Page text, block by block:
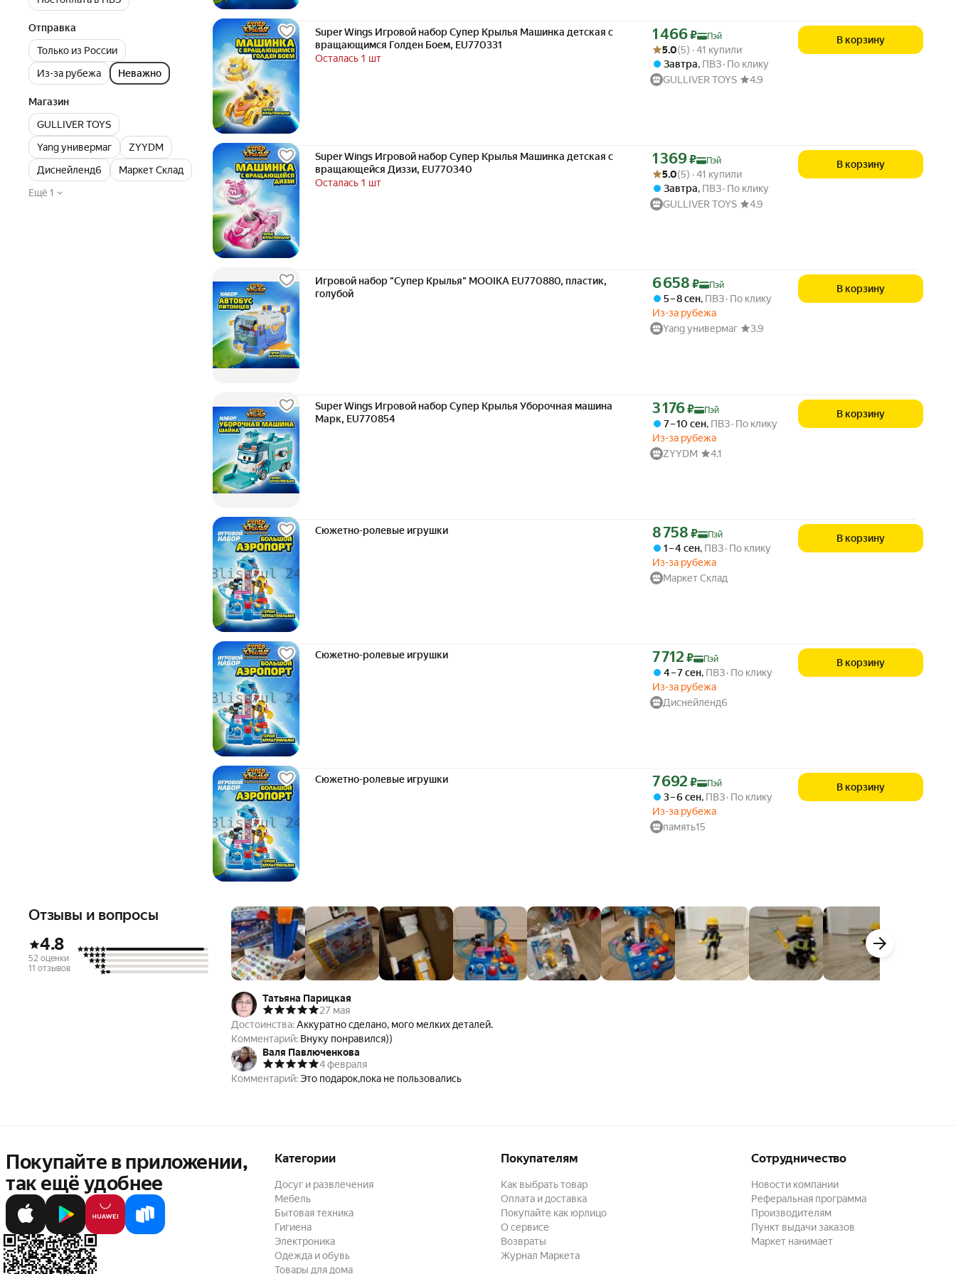
Отправка
Только из России
Из-за рубежа
Неважно
Магазин
GULLIVER TOYS
Yang универмаг
ZYYDM
Диснейленд6
Маркет Склад
Ещё 1
Super Wings Игровой набор Супер Крылья Машинка детская с
вращающимся Голден Боем, EU770331
Осталась 1 шт
Цена с картой Яндекс Пэй 1466 ₽ вместо
1 466₽
Пэй
Рейтинг товара: 5.0 из 5
Оценок: (5) · 41 купили
5.0(5) · 41 купили
Завтра, ПВЗ По клику
GULLIVER TOYS
4.9
В корзину
Super Wings Игровой набор Супер Крылья Машинка детская с
вращающейся Диззи, EU770340
Осталась 1 шт
Цена с картой Яндекс Пэй 1369 ₽ вместо
1 369₽
Пэй
Рейтинг товара: 5.0 из 5
Оценок: (5) · 41 купили
5.0(5) · 41 купили
Завтра, ПВЗ По клику
GULLIVER TOYS
4.9
В корзину
Игровой набор "Супер Крылья" MOOIKA EU770880, пластик,
голубой
Цена с картой Яндекс Пэй 6658 ₽ вместо
6 658 ₽ Пэй
5 – 8 сен, ПВЗ По клику
Из-за рубежа
Yang универмаг
3.9
В корзину
Super Wings Игровой набор Супер Крылья Уборочная машина
Марк, EU770854
Цена с картой Яндекс Пэй 3176 ₽ вместо
3 176₽ Пэй
7 – 10 сен, ПВЗ По клику
Из-за рубежа
ZYYDM
4.1
В корзину
Сюжетно-ролевые игрушки Цена с картой Яндекс Пэй 8758 ₽ вместо
8 758 ₽ Пэй
1 – 4 сен, ПВЗ По клику
Из-за рубежа
Маркет Склад
В корзину
Сюжетно-ролевые игрушки Цена с картой Яндекс Пэй 7712 ₽ вместо
7 712 ₽ Пэй
4 – 7 сен, ПВЗ По клику
Из-за рубежа
Диснейленд6
В корзину
Сюжетно-ролевые игрушки Цена с картой Яндекс Пэй 7692 ₽ вместо
7 692 ₽ Пэй
3 – 6 сен, ПВЗ По клику
Из-за рубежа
память15
В корзину
Отзывы и вопросы
4.8
52 оценки
11 отзывов
Татьяна Парицкая
27 мая
Достоинства:Аккуратно сделано, мого мелких деталей.
Комментарий: Внуку понравился))
Валя Павлюченкова
4 февраля
Комментарий:Это подарок,пока не пользовались
Покупайте в приложении,
так ещё удобнее
Категории
Досуг и развлечения
Мебель
Бытовая техника
Гигиена
Электроника
Одежда и обувь
Товары для дома
Покупателям
Как выбрать товар
Оплата и доставка
Покупайте как юрлицо
О сервисе
Возвраты
Журнал Маркета
Сотрудничество
Новости компании
Реферальная программа
Производителям
Пункт выдачи заказов
Маркет нанимает